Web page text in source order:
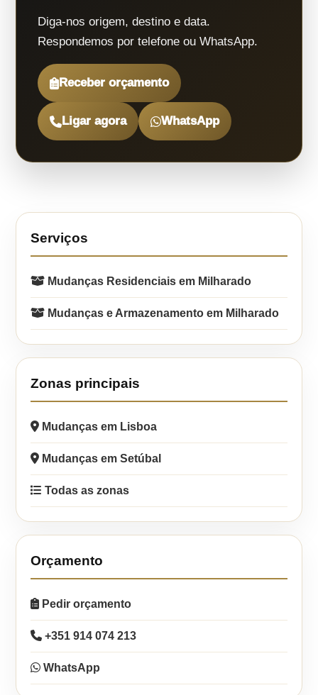
Diga-nos origem, destino e data.
Respondemos por telefone ou WhatsApp.
Receber orçamento
Ligar agora WhatsApp
Serviços
Mudanças Residenciais em Milharado
Mudanças e Armazenamento em Milharado
Zonas principais
Mudanças em Lisboa
Mudanças em Setúbal
Todas as zonas
Orçamento
Pedir orçamento
+351 914 074 213
WhatsApp